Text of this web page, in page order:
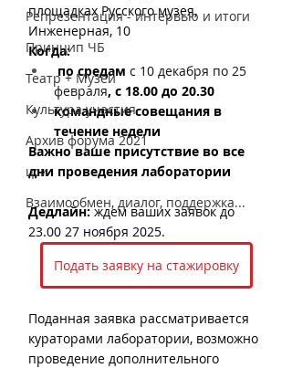
Репрезентация - интервью и итоги
Принцип ЧБ
Театр + Музей
Культура участия
Архив форума 2021
цси
Взаимообмен, диалог, поддержка...
площадках Русского музея,
Инженерная, 10
Когда:
по средам с 10 декабря по 25
февраля, с 18.00 до 20.30
командные совещания в
течение недели
Важно ваше присутствие во все
дни проведения лаборатории
Дедлайн: ждем ваших заявок до
23.00 27 ноября 2025.
Подать заявку на стажировку
Поданная заявка рассматривается
кураторами лаборатории, возможно
проведение дополнительного